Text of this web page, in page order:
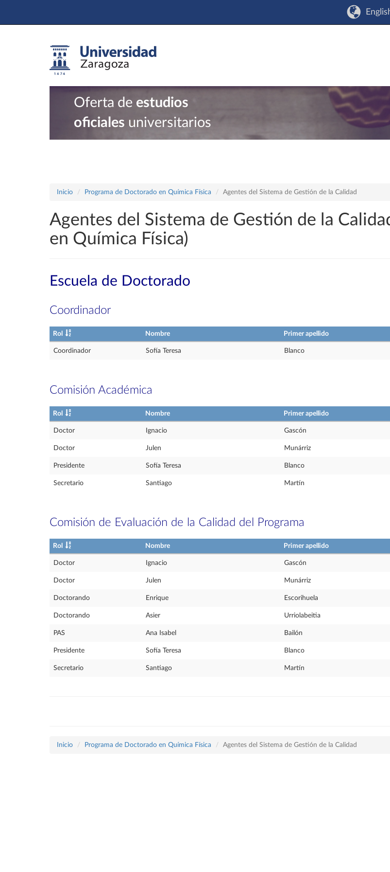
Oferta de estudios
oficiales universitarios
Inicio Programa de Doctorado en Química Física Agentes del Sistema de Gestión de la Calidad
Agentes del Sistema de Gestión de la
en Química Física)
Escuela de Doctorado
Coordinador
Rol Nombre Primer apellido
Coordinador Sofía Teresa Blanco
Comisión Académica
Rol Nombre Primer apellido
Doctor Ignacio Gascón
Doctor Julen Munárriz
Presidente Sofía Teresa Blanco
Secretario Santiago Martín
Comisión de Evaluación de la Calidad del Programa
Rol Nombre Primer apellido
Doctor Ignacio Gascón
Doctor Julen Munárriz
Doctorando Enrique Escorihuela
Doctorando Asier Urriolabeitia
PAS Ana Isabel Bailón
Presidente Sofía Teresa Blanco
Secretario Santiago Martín
Inicio Programa de Doctorado en Química Física Agentes del Sistema de Gestión de la Calidad